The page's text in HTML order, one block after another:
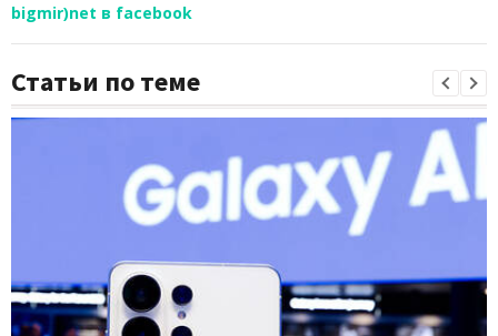
bigmir)net в facebook
Статьи по теме